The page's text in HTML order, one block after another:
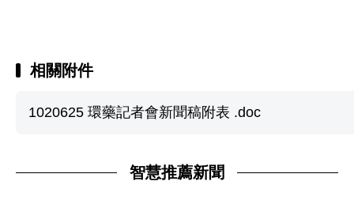
相關附件
1020625 環藥記者會新聞稿附表 .doc
智慧推薦新聞